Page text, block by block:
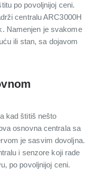
po povoljnijoj ceni.
centralu ARC3000H
Namenjen je svakome
ili stan, sa dojavom
kad štitiš nešto
osnovna centrala sa
je sasvim dovoljna.
i senzore koji rade
po povoljnijoj ceni.